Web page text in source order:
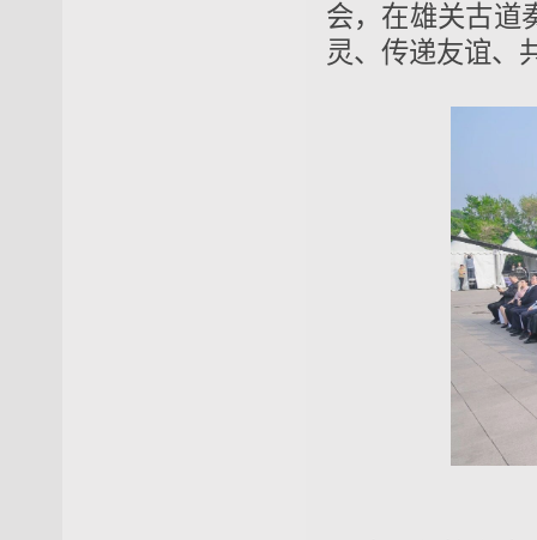
会，在雄关古道
灵、传递友谊、